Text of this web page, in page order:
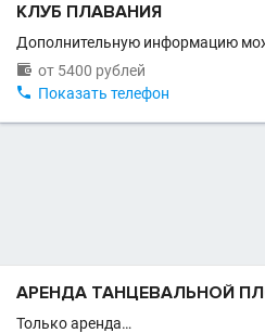
КЛУБ ПЛАВАНИЯ
Дополнительную информацию
 от 5400 рублей
 Показать телефон
АРЕНДА ТАНЦЕВАЛЬНОЙ
Только аренда…